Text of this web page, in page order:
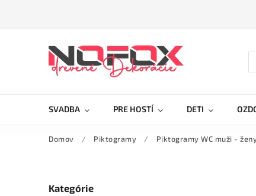
SVADBA PRE HOSTÍ DETI
Domov / Piktogramy / Piktogramy WC muži -
Kategórie